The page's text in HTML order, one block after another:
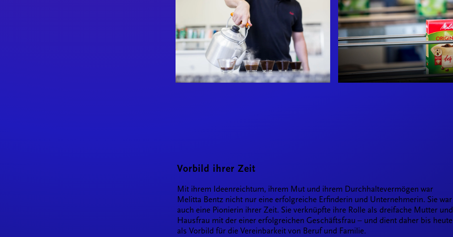
Vorbild ihrer Zeit
Mit ihrem Ideenreichtum, ihrem Mut und ihrem Durchhaltevermögen war
Melitta Bentz nicht nur eine erfolgreiche Erfinderin und Unternehmerin. Sie war
auch eine Pionierin ihrer Zeit. Sie verknüpfte ihre Rolle als dreifache Mutter und
Hausfrau mit der einer erfolgreichen Geschäftsfrau – und dient daher bis heute
als Vorbild für die Vereinbarkeit von Beruf und Familie.